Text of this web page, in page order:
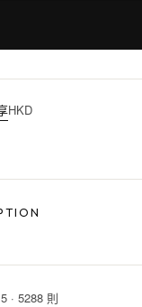
HKD
5 ·5288 則